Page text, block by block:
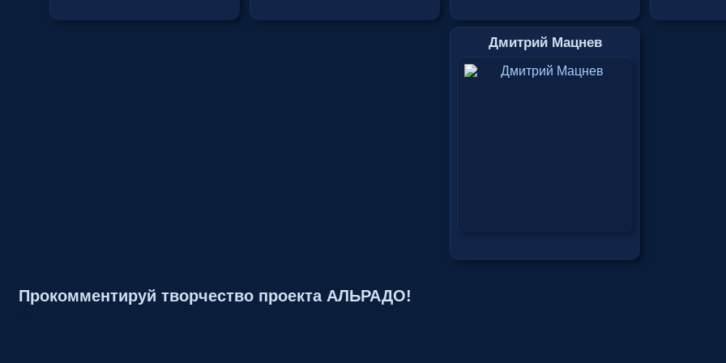
Дмитрий Мацнев
Прокомментируй творчество проекта АЛЬРАДО!